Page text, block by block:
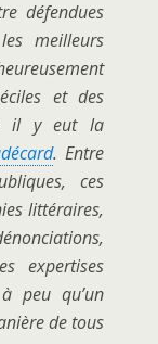
défendues
meilleurs
et des
il y eut la
. Entre
ces
littéraires,
expertises
peu qu’un
de tous